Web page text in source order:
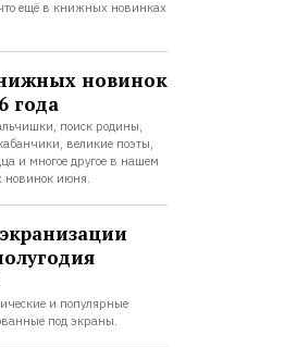
ещё в книжных новинках
новинок
года
поиск родины,
великие поэты,
и многое другое в нашем
новинок июня.
и популярные
под экраны.